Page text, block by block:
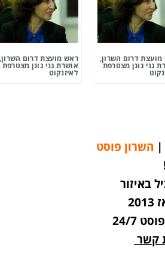
דרום השרון,
גני גונן מצטרפת
ראש מועצת דרום השרון,
אושרת גני גונן מצטרפת
לאיזנקוט
| השרון פוסט
באיזור
24/7
קשר